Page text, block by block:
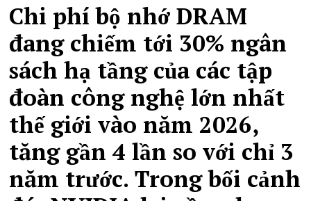
Chi phí bộ nhớ DRAM
đang chiếm tới 30% ngân
sách hạ tầng của các tập
đoàn công nghệ lớn nhất
thế giới vào năm 2026,
tăng gần 4 lần so với chỉ 3
năm trước. Trong bối cảnh